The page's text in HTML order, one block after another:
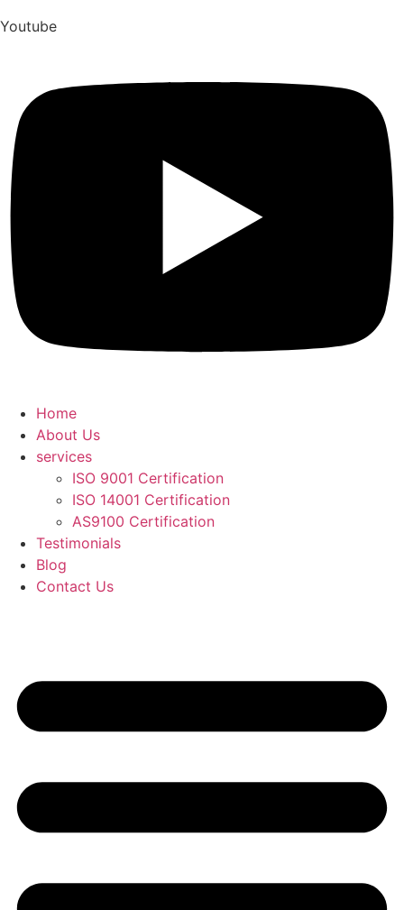
Youtube
Home
About Us
services
ISO 9001 Certification
ISO 14001 Certification
AS9100 Certification
Testimonials
Blog
Contact Us